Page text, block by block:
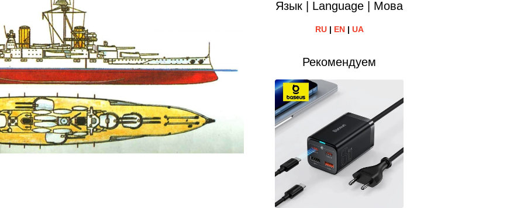
Язык | Language | Мова
RU| EN| UA
Рекомендуем